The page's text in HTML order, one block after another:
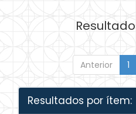
Anterior 1
Resultados por ítem: